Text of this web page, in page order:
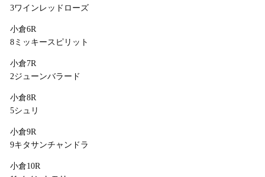
3ワインレッドローズ
小倉6R
8ミッキースピリット
小倉7R
2ジューンバラード
小倉8R
5シュリ
小倉9R
9キタサンチャンドラ
小倉10R